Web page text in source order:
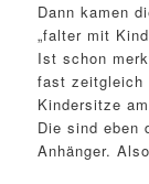
Dann kamen
„falter mit
Ist schon
fast zeitgleich
Kindersitze
Die sind eben
Anhänger.